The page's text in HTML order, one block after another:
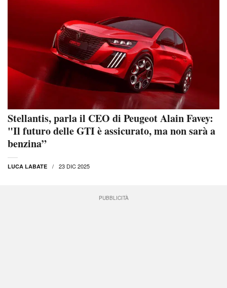
Stellantis, parla il CEO di Peugeot Alain Favey:
"Il futuro delle GTI è assicurato, ma non sarà a
benzina”
LUCA LABATE 23 DIC 2025
PUBBLICITÀ